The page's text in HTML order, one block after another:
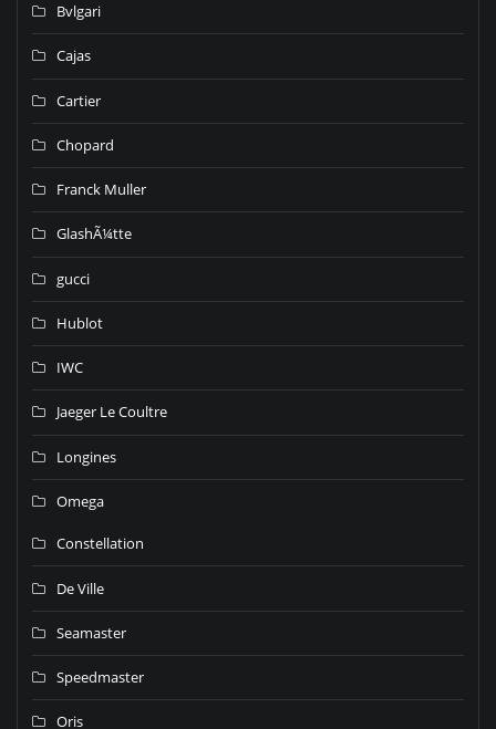
Bvlgari
Cajas
Cartier
Chopard
Franck Muller
GlashÃ¼tte
gucci
Hublot
IWC
Jaeger Le Coultre
Longines
Omega
Constellation
De Ville
Seamaster
Speedmaster
Oris